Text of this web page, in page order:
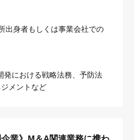
出身者もしくは事業会社での
発における戦略法務、予防法
メントなど